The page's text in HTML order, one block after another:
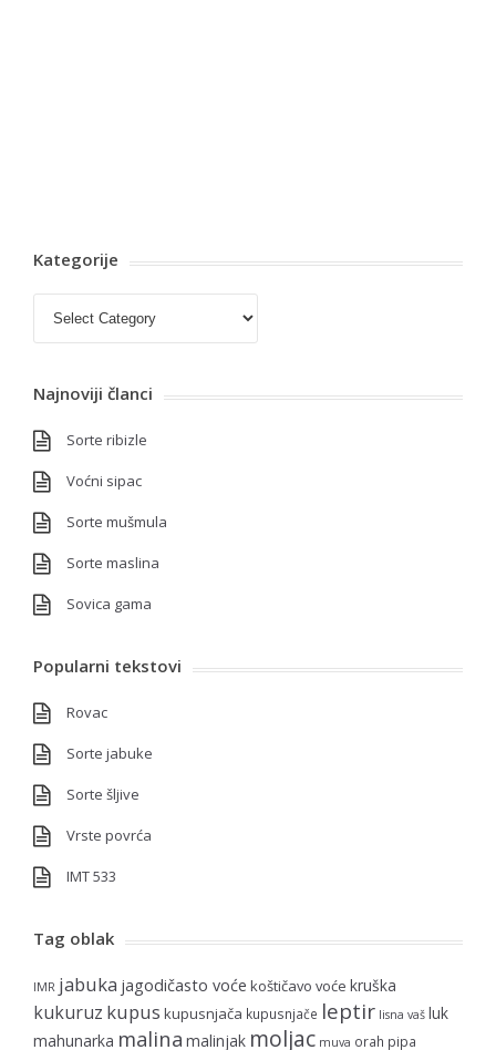
Kategorije
Najnoviji članci
Sorte ribizle
Voćni sipac
Sorte mušmula
Sorte maslina
Sovica gama
Popularni tekstovi
Rovac
Sorte jabuke
Sorte šljive
Vrste povrća
IMT 533
Tag oblak
IMR jabuka jagodičasto voće koštičavo voće kruška
kukuruz kupus kupusnjača kupusnjače leptir lisna vaš luk
mahunarka malina malinjak moljac muva orah pipa